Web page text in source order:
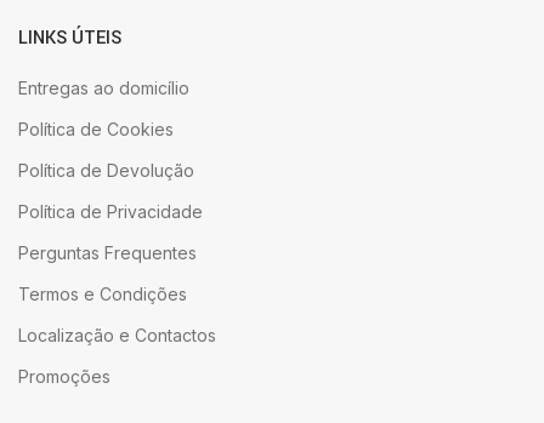
LINKS ÚTEIS
Entregas ao domicílio
Política de Cookies
Política de Devolução
Política de Privacidade
Perguntas Frequentes
Termos e Condições
Localização e Contactos
Promoções